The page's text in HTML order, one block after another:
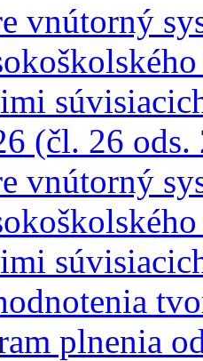
vnútorný
(čl. 26
vnútorný
plnenia